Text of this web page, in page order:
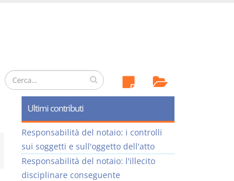
Ultimi contributi
Responsabilità del notaio: i controlli
sui soggetti e sull'oggetto dell'atto
Responsabilità del notaio: l'illecito
disciplinare conseguente